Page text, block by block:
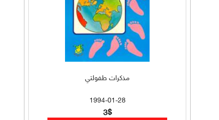
مذكرات طفولتي
1994-01-28
3$